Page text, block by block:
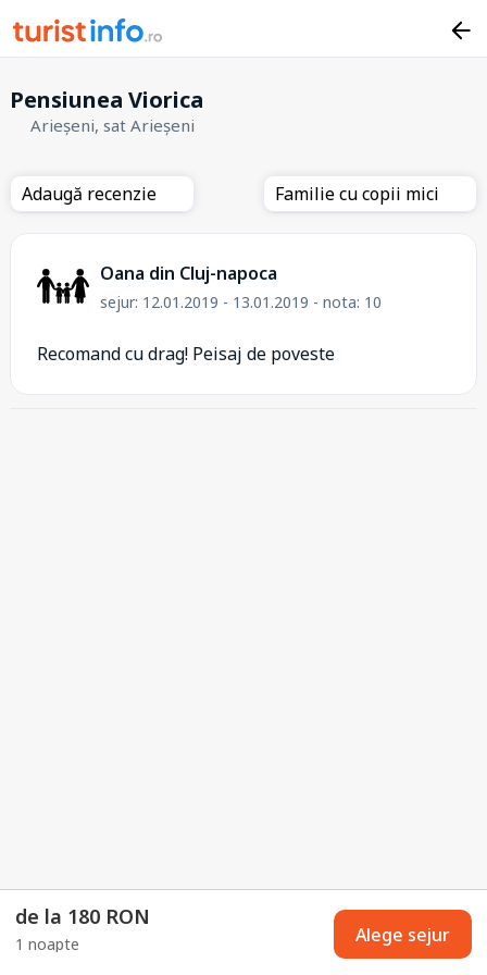
Pensiunea Viorica
Arieșeni, sat Arieșeni
Adaugă recenzie Familie cu copii mici
Oana din Cluj-napoca
sejur: 12.01.2019 - 13.01.2019 - nota: 10
Recomand cu drag! Peisaj de poveste
de la 180 RON
1 noapte Alege sejur